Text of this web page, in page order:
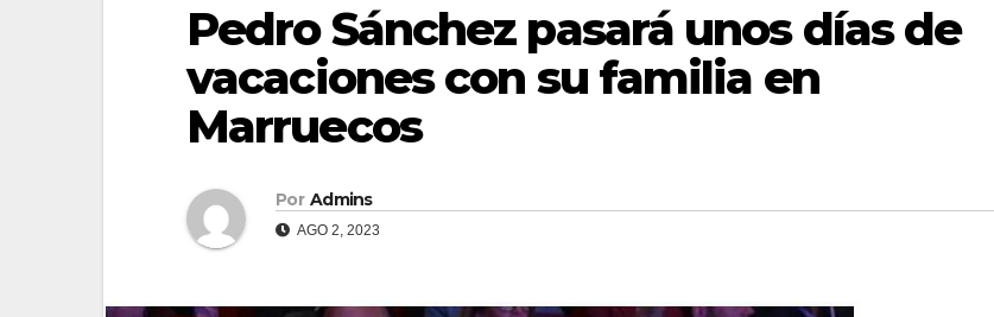
Pedro Sánchez pasará unos días de
vacaciones con su familia en
Marruecos
Por Admins
AGO 2, 2023